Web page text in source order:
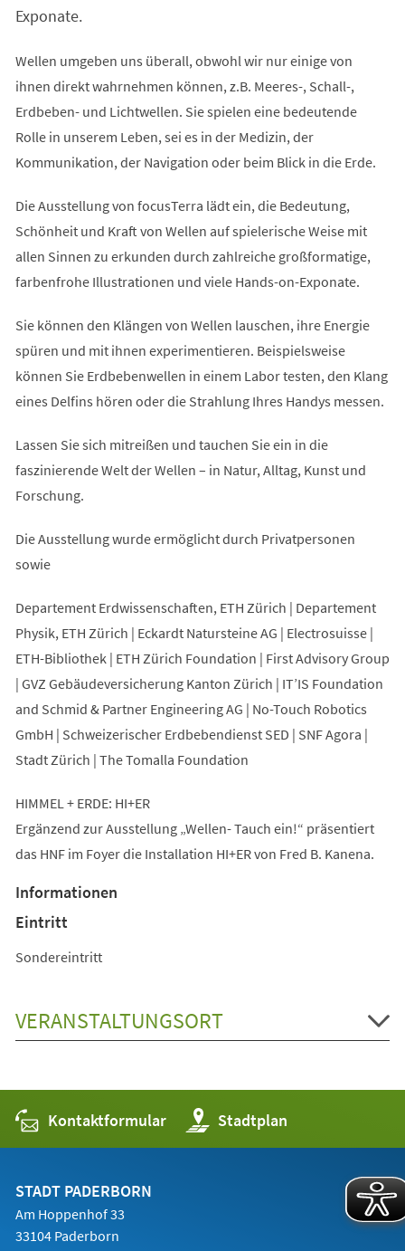
Exponate.
Wellen umgeben uns überall, obwohl wir nur einige von
ihnen direkt wahrnehmen können, z.B. Meeres-, Schall-,
Erdbeben- und Lichtwellen. Sie spielen eine bedeutende
Rolle in unserem Leben, sei es in der Medizin, der
Kommunikation, der Navigation oder beim Blick in die Erde.
Die Ausstellung von focusTerra lädt ein, die Bedeutung,
Schönheit und Kraft von Wellen auf spielerische Weise mit
allen Sinnen zu erkunden durch zahlreiche großformatige,
farbenfrohe Illustrationen und viele Hands-on-Exponate.
Sie können den Klängen von Wellen lauschen, ihre Energie
spüren und mit ihnen experimentieren. Beispielsweise
können Sie Erdbebenwellen in einem Labor testen, den Klang
eines Delfins hören oder die Strahlung Ihres Handys messen.
Lassen Sie sich mitreißen und tauchen Sie ein in die
faszinierende Welt der Wellen – in Natur, Alltag, Kunst und
Forschung.
Die Ausstellung wurde ermöglicht durch Privatpersonen
sowie
Departement Erdwissenschaften, ETH Zürich | Departement
Physik, ETH Zürich | Eckardt Natursteine AG | Electrosuisse |
ETH-Bibliothek | ETH Zürich Foundation | First Advisory Group
| GVZ Gebäudeversicherung Kanton Zürich | IT’IS Foundation
and Schmid & Partner Engineering AG | No-Touch Robotics
GmbH | Schweizerischer Erdbebendienst SED | SNF Agora |
Stadt Zürich | The Tomalla Foundation
HIMMEL + ERDE: HI+ER
Ergänzend zur Ausstellung „Wellen- Tauch ein!“ präsentiert
das HNF im Foyer die Installation HI+ER von Fred B. Kanena.
Informationen
Eintritt
Sondereintritt
VERANSTALTUNGSORT
Kontaktformular Stadtplan
(Öffnet
in
einem
STADT PADERBORN
Am Hoppenhof 33
33104 Paderborn